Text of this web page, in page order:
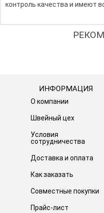
контроль качества и имеют
ИНФОРМАЦИЯ
О компании
Швейный цех
Условия
сотрудничества
Доставка и оплата
Как заказать
Совместные покупки
Прайс-лист